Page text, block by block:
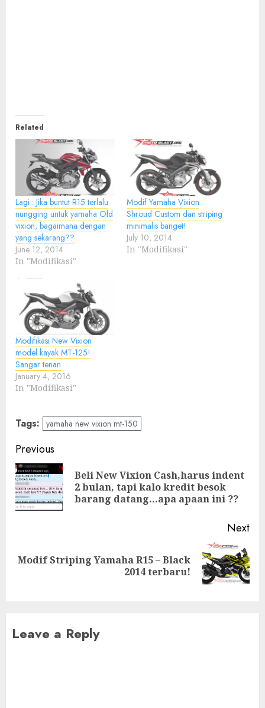
Related
Lagi : Jika buntut R15 terlalu
nungging untuk yamaha Old
vixion, bagaimana dengan
yang sekarang??
June 12, 2014
In "Modifikasi"
Modif Yamaha Vixion
Shroud Custom dan striping
minimalis banget!
July 10, 2014
In "Modifikasi"
Modifikasi New Vixion
model kayak MT-125!
Sangar tenan
January 4, 2016
In "Modifikasi"
Tags: yamaha new vixion mt-150
Post
navigation
Previous
Beli New Vixion Cash,harus indent
2 bulan, tapi kalo kredit besok
barang datang…apa apaan ini ??
Next
Next
Modif Striping Yamaha R15 – Black
2014 terbaru!
Leave a Reply